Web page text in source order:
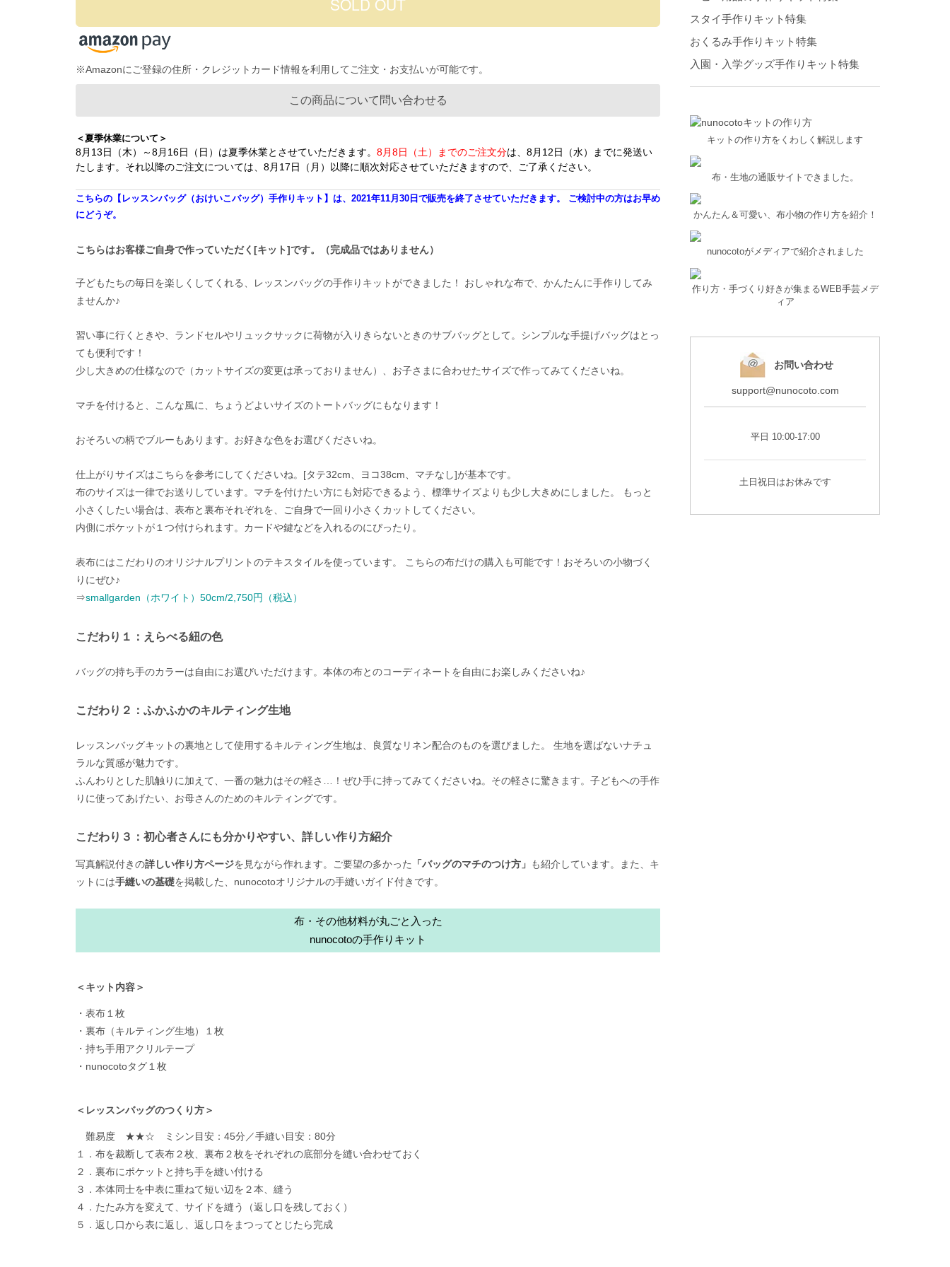
※Amazonにご登録の住所・クレジットカード情報を利用してご注文・お支払いが可能です。
この商品について問い合わせる
＜夏季休業について＞
8月13日（木）～8月16日（日）は夏季休業とさせていただきます。8月8日（土）までのご注文分は、8月12日（水）までに発送い
たします。それ以降のご注文については、8月17日（月）以降に順次対応させていただきますので、ご了承ください。
こちらの【レッスンバッグ（おけいこバッグ）手作りキット】は、2021年11月30日で販売を終了させていただきます。 ご検討中の方はお早め
にどうぞ。
こちらはお客様ご自身で作っていただく[キット]です。（完成品ではありません）
子どもたちの毎日を楽しくしてくれる、レッスンバッグの手作りキットができました！ おしゃれな布で、かんたんに手作りしてみ
ませんか♪
習い事に行くときや、ランドセルやリュックサックに荷物が入りきらないときのサブバッグとして。シンプルな手提げバッグはとっ
ても便利です！
少し大きめの仕様なので（カットサイズの変更は承っておりません）、お子さまに合わせたサイズで作ってみてくださいね。
マチを付けると、こんな風に、ちょうどよいサイズのトートバッグにもなります！
おそろいの柄でブルーもあります。お好きな色をお選びくださいね。
仕上がりサイズはこちらを参考にしてくださいね。[タテ32cm、ヨコ38cm、マチなし]が基本です。
布のサイズは一律でお送りしています。マチを付けたい方にも対応できるよう、標準サイズよりも少し大きめにしました。 もっと
小さくしたい場合は、表布と裏布それぞれを、ご自身で一回り小さくカットしてください。
内側にポケットが１つ付けられます。カードや鍵などを入れるのにぴったり。
表布にはこだわりのオリジナルプリントのテキスタイルを使っています。 こちらの布だけの購入も可能です！おそろいの小物づく
りにぜひ♪
⇒smallgarden（ホワイト）50cm/2,750円（税込）
こだわり１：えらべる紐の色
バッグの持ち手のカラーは自由にお選びいただけます。本体の布とのコーディネートを自由にお楽しみくださいね♪
こだわり２：ふかふかのキルティング生地
レッスンバッグキットの裏地として使用するキルティング生地は、良質なリネン配合のものを選びました。 生地を選ばないナチュ
ラルな質感が魅力です。
ふんわりとした肌触りに加えて、一番の魅力はその軽さ…！ぜひ手に持ってみてくださいね。その軽さに驚きます。子どもへの手作
りに使ってあげたい、お母さんのためのキルティングです。
こだわり３：初心者さんにも分かりやすい、詳しい作り方紹介
写真解説付きの詳しい作り方ページを見ながら作れます。ご要望の多かった 「バッグのマチのつけ方」 も紹介しています。また、キ
ットには手縫いの基礎を掲載した、nunocotoオリジナルの手縫いガイド付きです。
布・その他材料が丸ごと入った
nunocotoの手作りキット
＜キット内容＞
・表布１枚
・裏布（キルティング生地）１枚
・持ち手用アクリルテープ
・nunocotoタグ１枚
＜レッスンバッグのつくり方＞
難易度 ★★☆ ミシン目安：45分／手縫い目安：80分
１．布を裁断して表布２枚、裏布２枚をそれぞれの底部分を縫い合わせておく
２．裏布にポケットと持ち手を縫い付ける
３．本体同士を中表に重ねて短い辺を２本、縫う
４．たたみ方を変えて、サイドを縫う（返し口を残しておく）
５．返し口から表に返し、返し口をまつってとじたら完成
スタイ手作りキット特集
おくるみ手作りキット特集
入園・入学グッズ手作りキット特集
キットの作り方をくわしく解説します
布・生地の通販サイトできました。
かんたん＆可愛い、布小物の作り方を紹介！
nunocotoがメディアで紹介されました
作り方・手づくり好きが集まるWEB手芸メデ
ィア
お問い合わせ
support@nunocoto.com
平日 10:00-17:00
土日祝日はお休みです